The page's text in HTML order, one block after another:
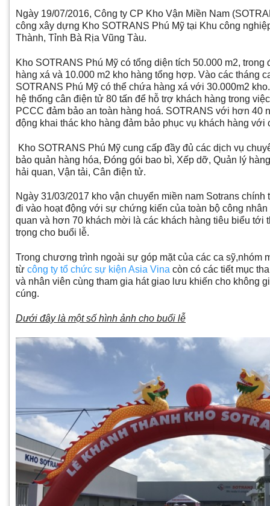
Ngày 19/07/2016, Công ty CP Kho Vận Miền Nam
công xây dựng Kho SOTRANS Phú Mỹ tại Khu công
Thành, Tỉnh Bà Rịa Vũng Tàu.
Kho SOTRANS Phú Mỹ có tổng diện tích 50.000 m2, trong
hàng xá và 10.000 m2 kho hàng tổng hợp. Vào các tháng
SOTRANS Phú Mỹ có thể chứa hàng xá với 30.000m2
hệ thống cân điện tử 80 tấn để hỗ trợ khách hàng trong
PCCC đảm bảo an toàn hàng hoá. SOTRANS với hơn 40
động khai thác kho hàng đảm bảo phục vụ khách hàng với
Kho SOTRANS Phú Mỹ cung cấp đầy đủ các dịch vụ
bảo quản hàng hóa, Đóng gói bao bì, Xếp dỡ, Quản lý
hải quan, Vận tải, Cân điện tử.
Ngày 31/03/2017 kho vận chuyển miền nam Sotrans
đi vào hoạt động với sự chứng kiến của toàn bộ công
quan và hơn 70 khách mời là các khách hàng tiêu biểu tới
trọng cho buổi lễ.
Trong chương trình ngoài sự góp mặt của các ca sỹ,nhóm
từ công ty tổ chức sự kiện Asia Vina còn có các tiết mục
và nhân viên cùng tham gia hát giao lưu khiến cho không
cúng.
Dưới đây là một số hình ảnh cho buổi lễ